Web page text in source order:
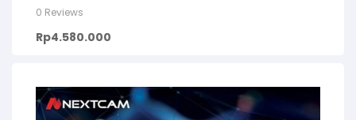
0 Reviews
Rp4.580.000